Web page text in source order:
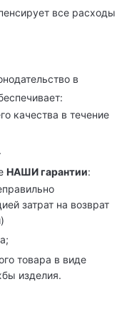
все расходы
в
качества в течение
НАШИ гарантии:
затрат на возврат
товара в виде
изделия.